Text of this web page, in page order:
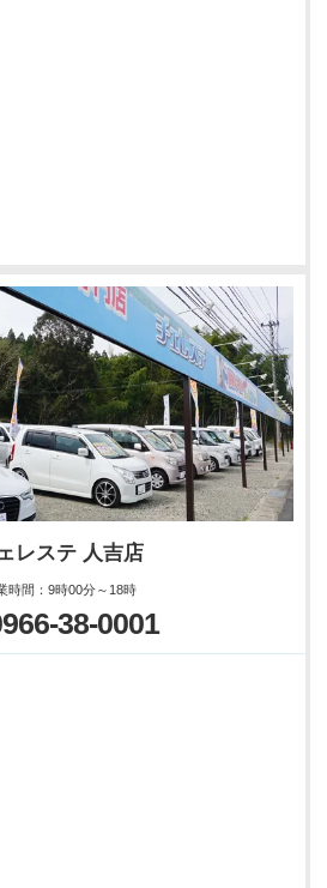
レステ 人吉店
時間 ： 9時00分～18時
38-0001